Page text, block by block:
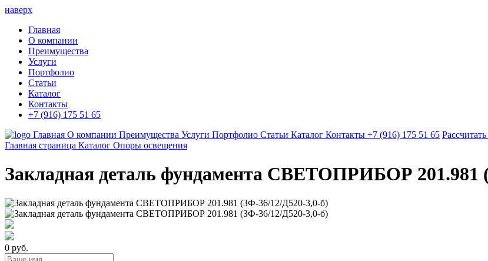
наверх
Главная
О компании
Преимущества
Услуги
Портфолио
Статьи
Каталог
Контакты
+7 (916) 175 51 65
Главная О компании Преимущества Услуги Портфолио Статьи Каталог Контакты +7 (916) 175 51 65
Главная страница Каталог Опоры освещения
Закладная деталь фундамента СВЕТОПРИБОР 201.981
0 руб.